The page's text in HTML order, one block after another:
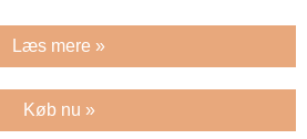
Læs mere »
Køb nu »